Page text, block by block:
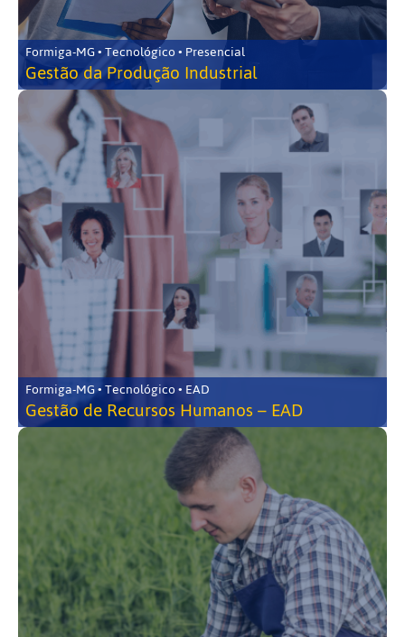
Formiga-MG • Tecnológico • Presencial
Gestão da Produção Industrial
Formiga-MG • Tecnológico • EAD
Gestão de Recursos Humanos – EAD